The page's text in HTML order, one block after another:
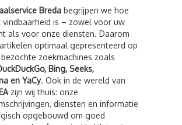
Breda begrijpen we hoe
vindbaarheid is – zowel voor uw
als voor onze diensten. Daarom
optimaal gepresenteerd op
zoekmachines zoals
Bing, Seeks,
en YaCy. Ook in de wereld van
zijn wij thuis: onze
diensten en informatie
opgebouwd om goed